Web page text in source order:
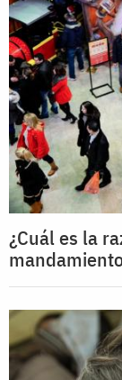
¿Cuál es la